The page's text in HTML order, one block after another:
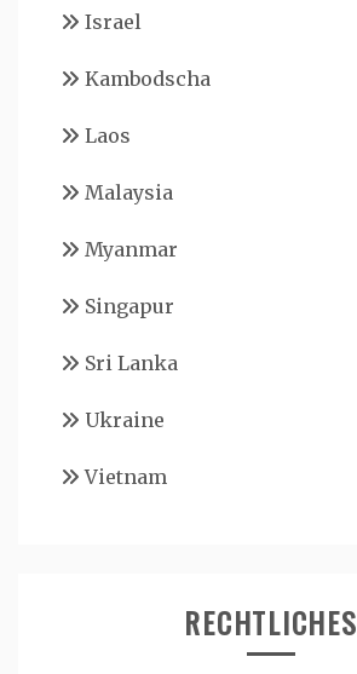
Israel
Kambodscha
Laos
Malaysia
Myanmar
Singapur
Sri Lanka
Ukraine
Vietnam
RECHTLICHES